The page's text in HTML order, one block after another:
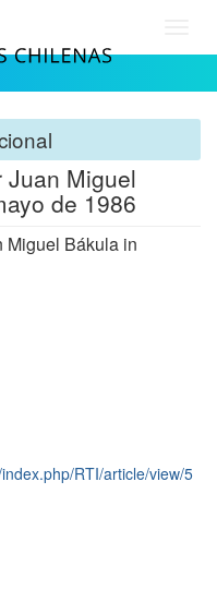
Miguel
de 1986
Miguel Bákula in
RTI/article/view/5